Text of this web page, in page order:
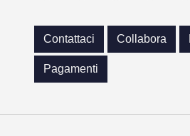
Contattaci Collabora
Pagamenti